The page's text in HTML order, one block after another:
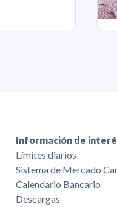
Información de
Límites diarios
Sistema de Mercado
Calendario Bancario
Descargas